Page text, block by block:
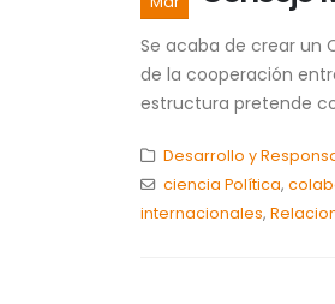
Se acaba de crear un
de la cooperación
estructura pretende
Desarrollo y
ciencia Política,
internacionales,